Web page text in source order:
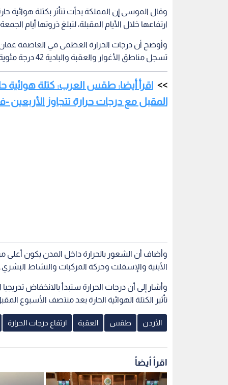
وقال الموسى إن المملكة بدأت تتأثر بكتلة هوائية
ارتفاعها خلال الأيام المقبلة، لتبلغ ذروتها أيام
تسجل مناطق الأغوار والعقبة والبادية 42 درجة مئوية أو أكثر.
اقرأ أيضا: طقس العرب: كتلة هوائية
المقبل مع درجات حرارة تتجاوز الأربعين -
وأضاف أن الشعور بالحرارة داخل المدن يكون أعلى من
الأبنية والإسفلت وحركة المركبات والنشاط البشري.
وأشار إلى أن درجات الحرارة ستبدأ بالانخفاض تدريجيا
تأثير الكتلة الهوائية الحارة بعد منتصف الأسبوع
الأردن طقس العقبة ارتفاع درجات الحرارة
اقرأ أيضاً